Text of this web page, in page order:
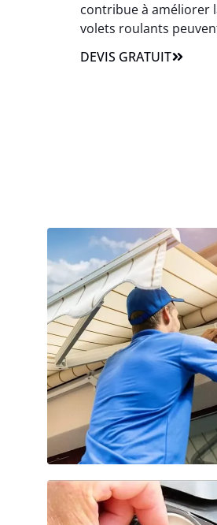
contribue à améliorer
volets roulants
DEVIS GRATUIT